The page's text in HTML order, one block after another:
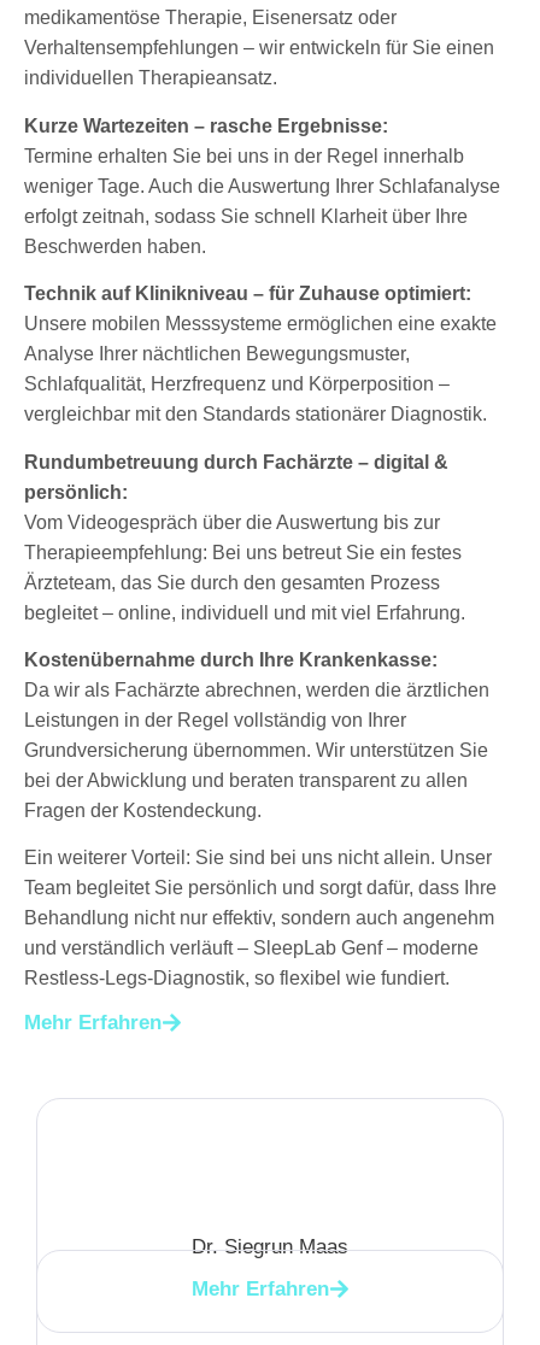
medikamentöse Therapie, Eisenersatz oder
Verhaltensempfehlungen – wir entwickeln für Sie einen
individuellen Therapieansatz.
Kurze Wartezeiten – rasche Ergebnisse:
Termine erhalten Sie bei uns in der Regel innerhalb
weniger Tage. Auch die Auswertung Ihrer Schlafanalyse
erfolgt zeitnah, sodass Sie schnell Klarheit über Ihre
Beschwerden haben.
Technik auf Klinikniveau – für Zuhause optimiert:
Unsere mobilen Messsysteme ermöglichen eine exakte
Analyse Ihrer nächtlichen Bewegungsmuster,
Schlafqualität, Herzfrequenz und Körperposition –
vergleichbar mit den Standards stationärer Diagnostik.
Rundumbetreuung durch Fachärzte – digital &
persönlich:
Vom Videogespräch über die Auswertung bis zur
Therapieempfehlung: Bei uns betreut Sie ein festes
Ärzteteam, das Sie durch den gesamten Prozess
begleitet – online, individuell und mit viel Erfahrung.
Kostenübernahme durch Ihre Krankenkasse:
Da wir als Fachärzte abrechnen, werden die ärztlichen
Leistungen in der Regel vollständig von Ihrer
Grundversicherung übernommen. Wir unterstützen Sie
bei der Abwicklung und beraten transparent zu allen
Fragen der Kostendeckung.
Ein weiterer Vorteil: Sie sind bei uns nicht allein. Unser
Team begleitet Sie persönlich und sorgt dafür, dass Ihre
Behandlung nicht nur effektiv, sondern auch angenehm
und verständlich verläuft – SleepLab Genf – moderne
Restless-Legs-Diagnostik, so flexibel wie fundiert.
Mehr Erfahren
Dr. Siegrun Maas
Mehr Erfahren